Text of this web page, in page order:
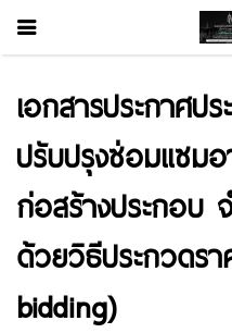
เอกสารประกาศป
ปรับปรุงซ่อมแซมอ
ก่อสร้างประกอบ
ด้วยวิธีประกวดร
bidding)